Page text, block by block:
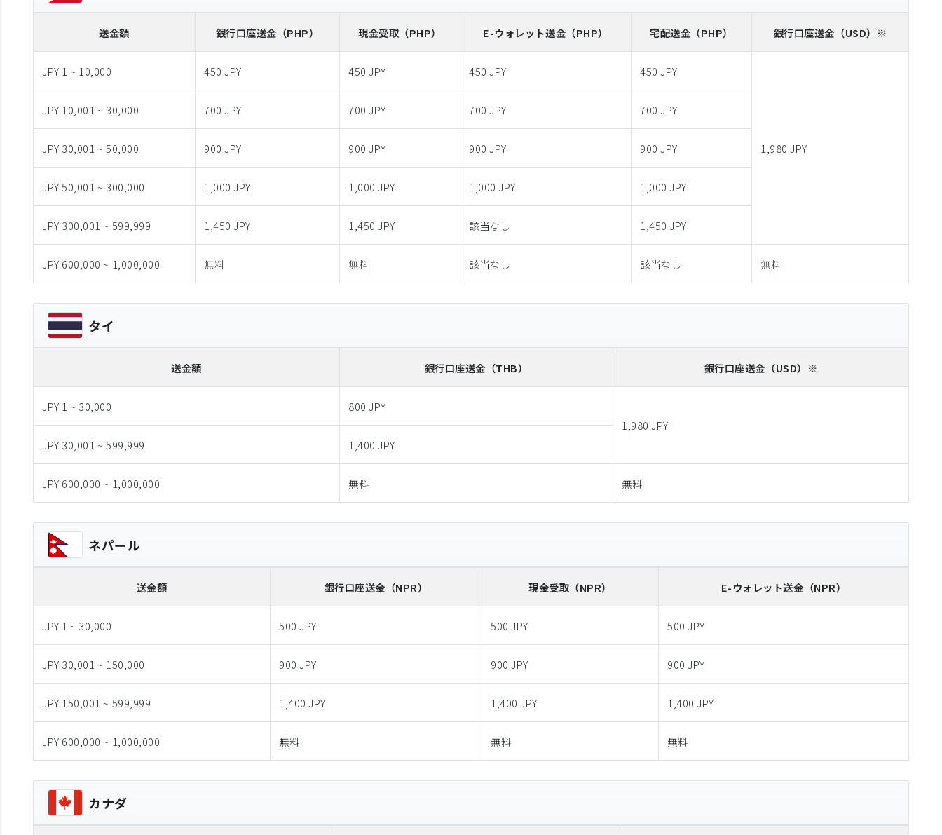
送金額 銀行口座送金 （PHP） 現金受取 （PHP） E-ウォレット送金 （PHP） 宅配送金 （PHP） 銀行口座送金 （USD）※
JPY 1 ~ 10,000 450 JPY 450 JPY 450 JPY 450 JPY
1,980 JPY
JPY 10,001 ~ 30,000 700 JPY 700 JPY 700 JPY 700 JPY
JPY 30,001 ~ 50,000 900 JPY 900 JPY 900 JPY 900 JPY
JPY 50,001 ~ 300,000 1,000 JPY 1,000 JPY 1,000 JPY 1,000 JPY
JPY 300,001 ~ 599,999 1,450 JPY 1,450 JPY 該当なし 1,450 JPY
JPY 600,000 ~ 1,000,000 無料 無料 該当なし 該当なし 無料
タイ
送金額 銀行口座送金 （THB） 銀行口座送金 （USD）※
JPY 1 ~ 30,000
800 JPY
1,980 JPY
JPY 30,001 ~ 599,999
1,400 JPY
JPY 600,000 ~ 1,000,000 無料 無料
ネパール
送金額 銀行口座送金 （NPR） 現金受取 （NPR） E-ウォレット送金 （NPR）
JPY 1 ~ 30,000 500 JPY 500 JPY 500 JPY
JPY 30,001 ~ 150,000 900 JPY 900 JPY 900 JPY
JPY 150,001 ~ 599,999 1,400 JPY 1,400 JPY 1,400 JPY
JPY 600,000 ~ 1,000,000 無料 無料 無料
カナダ